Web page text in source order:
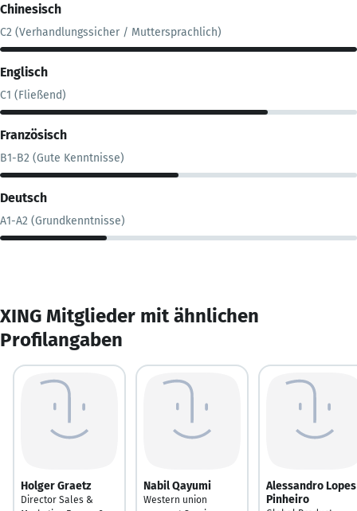
Chinesisch
C2 (Verhandlungssicher / Muttersprachlich)
Englisch
C1 (Fließend)
Französisch
B1-B2 (Gute Kenntnisse)
Deutsch
A1-A2 (Grundkenntnisse)
XING Mitglieder mit ähnlichen
Profilangaben
Holger Graetz
Director Sales &
Nabil Qayumi
Western union
Alessandro Lopes
Pinheiro